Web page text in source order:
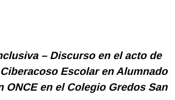
– Discurso en el acto de
Escolar en Alumnado
ONCE en el Colegio Gredos San